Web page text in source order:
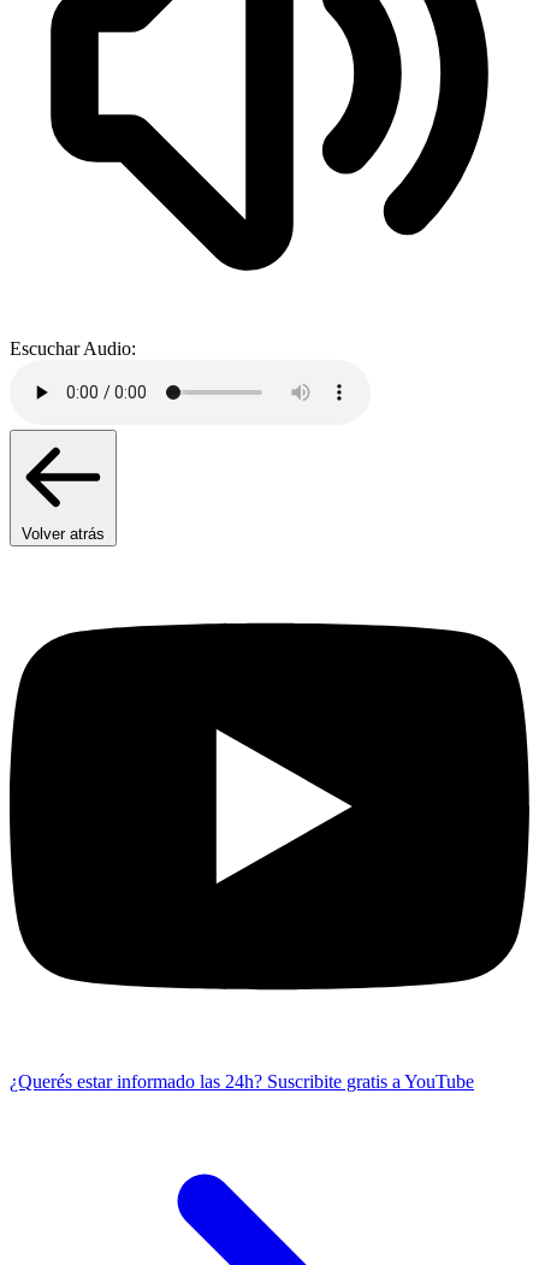
Escuchar Audio:
Volver atrás
¿Querés estar informado las 24h? Suscribite gratis a YouTube